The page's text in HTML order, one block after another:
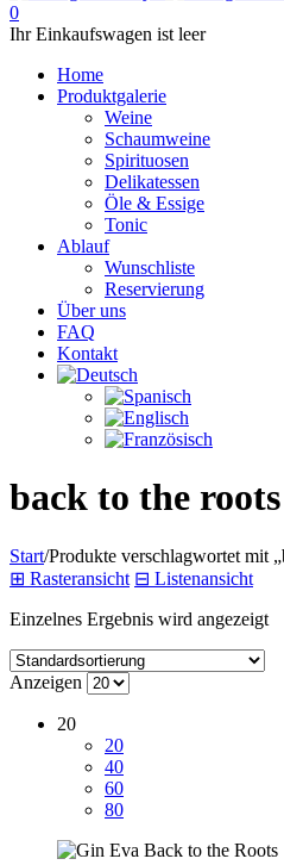
0
Ihr Einkaufswagen ist leer
Home
Produktgalerie
Weine
Schaumweine
Spirituosen
Delikatessen
Öle & Essige
Tonic
Ablauf
Wunschliste
Reservierung
Über uns
FAQ
Kontakt
back to the roots
Start/Produkte verschlagwortet mit
⊞ Rasteransicht ⊟ Listenansicht
Einzelnes Ergebnis wird angezeigt
Anzeigen
20
20
40
60
80